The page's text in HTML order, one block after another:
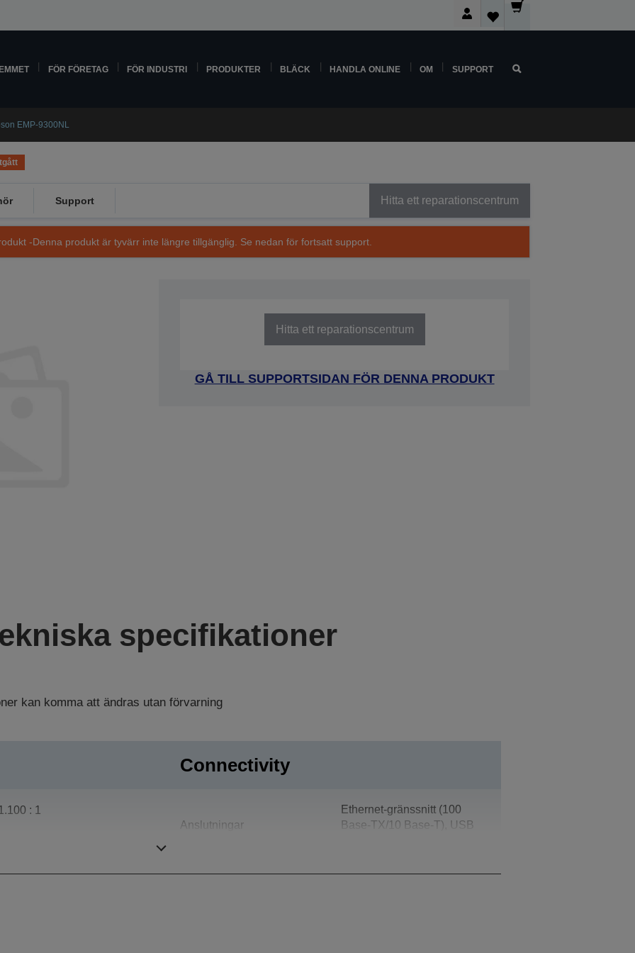
FÖR FÖRETAG FÖR INDUSTRI PRODUKTER BLÄCK HANDLA ONLINE OM SUPPORT
EMP-9300NL
Support Hitta ett reparationscentrum
-Denna produkt är tyvärr inte längre tillgänglig. Se nedan för fortsatt support.
Hitta ett reparationscentrum
GÅ TILL SUPPORTSIDAN FÖR DENNA PRODUKT
specifikationer
kan komma att ändras utan förvarning
: 1
Connectivity
Anslutningar
Ethernet-gränssnitt (100
Base-TX/10 Base-T), USB